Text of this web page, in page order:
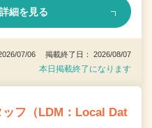
詳細を見る
07/06 掲載終了日： 2026/08/07
本日掲載終了になります
フ（LDM：Local Dat